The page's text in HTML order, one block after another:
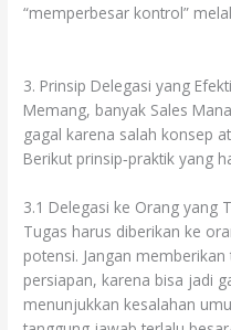
“memperbesar kontrol”
3. Prinsip Delegasi yang
Memang, banyak Sales
gagal karena salah konsep
Berikut prinsip‐praktik yang
3.1 Delegasi ke Orang yang
Tugas harus diberikan ke
potensi. Jangan
persiapan, karena bisa jadi
menunjukkan kesalahan